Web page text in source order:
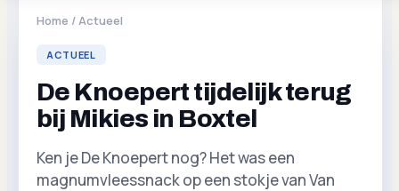
Home /Actueel
ACTUEEL
De Knoepert tijdelijk terug
bij Mikies in Boxtel
Ken je De Knoepert nog? Het was een
magnumvleessnack op een stokje van Van